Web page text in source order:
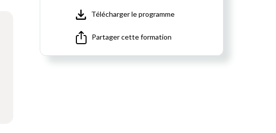
Télécharger le programme
Partager cette formation